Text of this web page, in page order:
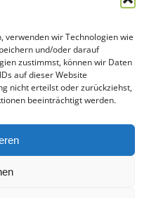
verwenden wir Technologien wie
und/oder darauf
zustimmst, können wir Daten
auf dieser Website
nicht erteilst oder zurückziehst,
beeinträchtigt werden.